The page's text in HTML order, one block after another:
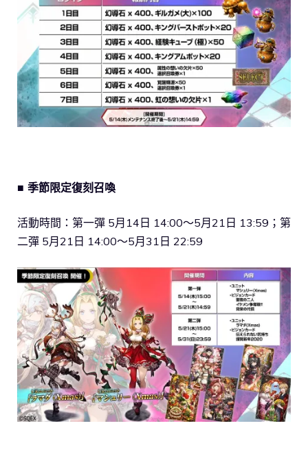
■ 季節限定復刻召喚
活動時間：第一彈 5月14日 14:00～5月21日 13:59；第
二彈 5月21日 14:00～5月31日 22:59